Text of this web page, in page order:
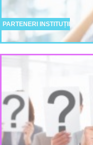
PARTENERI INSTITUȚII